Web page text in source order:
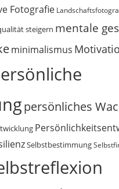
Fotografie
steigern mentale
minimalismus
persönliches
Selbstbestimmung